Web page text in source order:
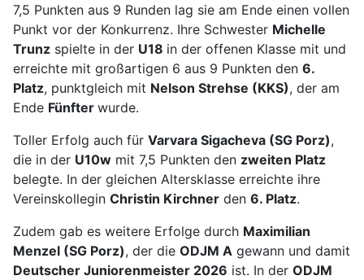
7,5 Punkten aus 9 Runden lag sie am Ende einen vollen
Punkt vor der Konkurrenz. Ihre Schwester Michelle
Trunz spielte in der U18 in der offenen Klasse mit und
erreichte mit großartigen 6 aus 9 Punkten den 6.
Platz, punktgleich mit Nelson Strehse (KKS), der am
Ende Fünfter wurde.
Toller Erfolg auch für Varvara Sigacheva (SG Porz),
die in der U10w mit 7,5 Punkten den zweiten Platz
belegte. In der gleichen Altersklasse erreichte ihre
Vereinskollegin Christin Kirchner den 6. Platz.
Zudem gab es weitere Erfolge durch Maximilian
Menzel (SG Porz), der die ODJM A gewann und damit
Deutscher Juniorenmeister 2026 ist. In der ODJM